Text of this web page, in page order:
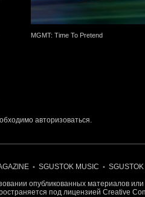
MGMT: Time To Pretend
авторизоваться.
• SGUSTOK MUSIC •
опубликованных материалов
под лицензией Creative